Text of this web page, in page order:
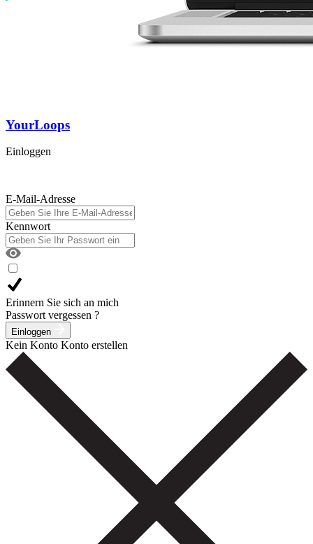
YourLoops
Einloggen
E-Mail-Adresse
Kennwort
Erinnern Sie sich an mich
Passwort vergessen ?
Einloggen
Kein Konto Konto erstellen